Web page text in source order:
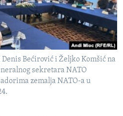
Bećirović i Željko Komšić na
sekretara NATO
zemalja NATO-a u